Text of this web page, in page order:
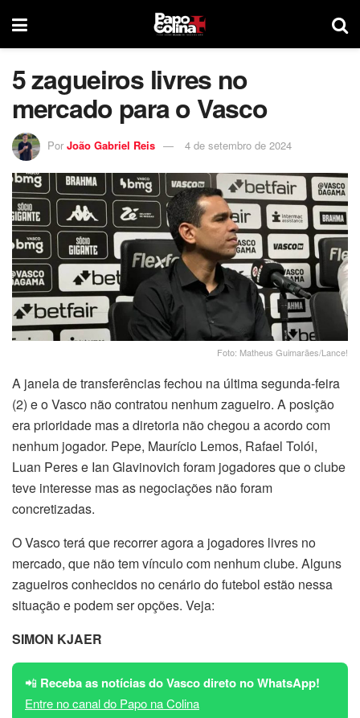
5 zagueiros livres no
mercado para o Vasco
Por João Gabriel Reis 4 de setembro de 2024
Foto: Matheus Guimarães/Lance!
A janela de transferências fechou na última segunda-feira
(2) e o Vasco não contratou nenhum zagueiro. A posição
era prioridade mas a diretoria não chegou a acordo com
nenhum jogador. Pepe, Maurício Lemos, Rafael Tolói,
Luan Peres e Ian Glavinovich foram jogadores que o clube
teve interesse mas as negociações não foram
concretizadas.
O Vasco terá que recorrer agora a jogadores livres no
mercado, que não tem vínculo com nenhum clube. Alguns
zagueiros conhecidos no cenário do futebol estão nessa
situação e podem ser opções. Veja:
SIMON KJAER
📲 Receba as notícias do Vasco direto no WhatsApp!
Entre no canal do Papo na Colina